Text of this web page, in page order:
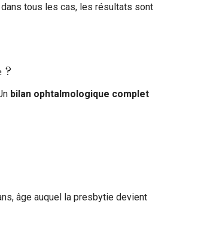
tous les cas, les résultats sont
?
bilan ophtalmologique complet
âge auquel la presbytie devient